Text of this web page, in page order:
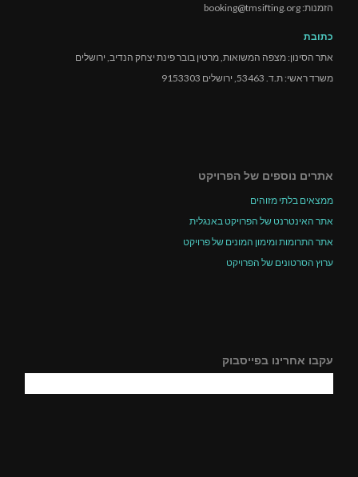
הזמנות: booking@tmsifting.org
כתובת
אתר הסינון: מצפה המשואות, מרטין בובר פינת יצחק הנדיב, ירושלים
משרד ראשי: ת.ד. 53463, ירושלים 9153303
אתרים נוספים של הפרויקט
ממצאים בלתי מזוהים
אתר האינטרנט של הפרויקט באנגלית
אתר התרומות ומימון המונים של פרויקט
ערוץ הסרטונים של הפרויקט
עקבו אחרינו בפייסבוק